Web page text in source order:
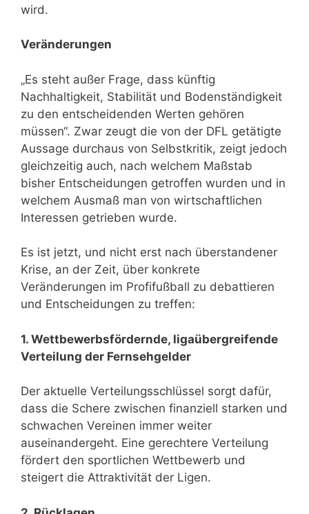
wird.
Veränderungen
„Es steht außer Frage, dass künftig
Nachhaltigkeit, Stabilität und Bodenständigkeit
zu den entscheidenden Werten gehören
müssen“. Zwar zeugt die von der DFL getätigte
Aussage durchaus von Selbstkritik, zeigt jedoch
gleichzeitig auch, nach welchem Maßstab
bisher Entscheidungen getroffen wurden und in
welchem Ausmaß man von wirtschaftlichen
Interessen getrieben wurde.
Es ist jetzt, und nicht erst nach überstandener
Krise, an der Zeit, über konkrete
Veränderungen im Profifußball zu debattieren
und Entscheidungen zu treffen:
1. Wettbewerbsfördernde, ligaübergreifende
Verteilung der Fernsehgelder
Der aktuelle Verteilungsschlüssel sorgt dafür,
dass die Schere zwischen finanziell starken und
schwachen Vereinen immer weiter
auseinandergeht. Eine gerechtere Verteilung
fördert den sportlichen Wettbewerb und
steigert die Attraktivität der Ligen.